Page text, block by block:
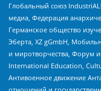
Глобальный союз
медиа, Федерация
Германское общество
Эберта, XZ gGmbH,
и миротворчества, Форум
International Education,
Антивоенное движение